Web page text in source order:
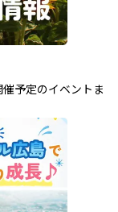
予定のイベントま